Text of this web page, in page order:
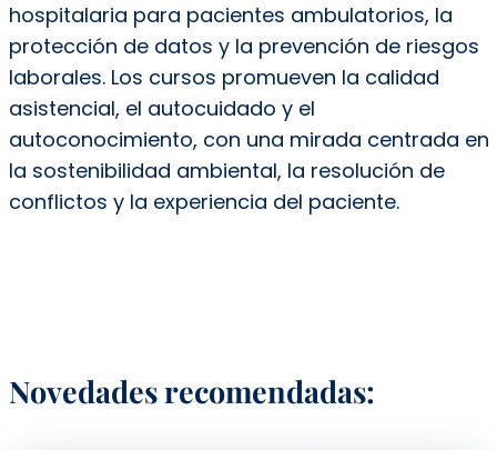
hospitalaria para pacientes ambulatorios, la
protección de datos y la prevención de riesgos
laborales. Los cursos promueven la calidad
asistencial, el autocuidado y el
autoconocimiento, con una mirada centrada en
la sostenibilidad ambiental, la resolución de
conflictos y la experiencia del paciente.
Novedades recomendadas: